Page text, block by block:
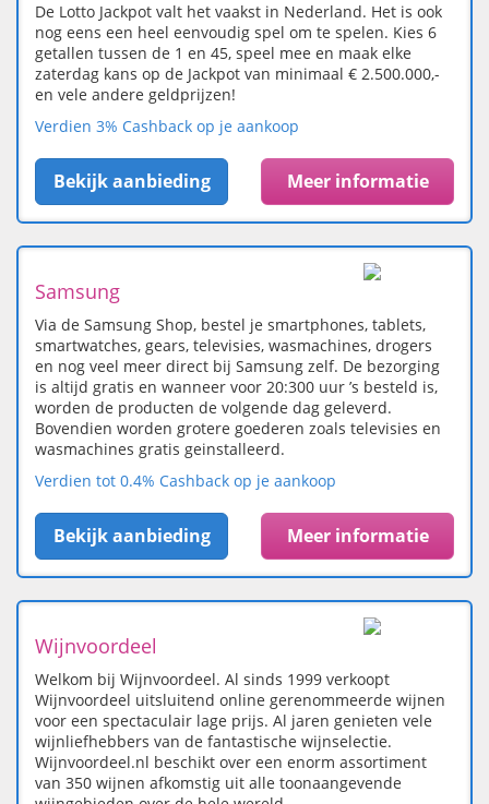
De Lotto Jackpot valt het vaakst in Nederland. Het is ook
nog eens een heel eenvoudig spel om te spelen. Kies 6
getallen tussen de 1 en 45, speel mee en maak elke
zaterdag kans op de Jackpot van minimaal € 2.500.000,-
en vele andere geldprijzen!
Verdien 3% Cashback op je aankoop
Bekijk aanbieding Meer informatie
Samsung
Via de Samsung Shop, bestel je smartphones, tablets,
smartwatches, gears, televisies, wasmachines, drogers
en nog veel meer direct bij Samsung zelf. De bezorging
is altijd gratis en wanneer voor 20:300 uur ’s besteld is,
worden de producten de volgende dag geleverd.
Bovendien worden grotere goederen zoals televisies en
wasmachines gratis geinstalleerd.
Verdien tot 0.4% Cashback op je aankoop
Bekijk aanbieding Meer informatie
Wijnvoordeel
Welkom bij Wijnvoordeel. Al sinds 1999 verkoopt
Wijnvoordeel uitsluitend online gerenommeerde wijnen
voor een spectaculair lage prijs. Al jaren genieten vele
wijnliefhebbers van de fantastische wijnselectie.
Wijnvoordeel.nl beschikt over een enorm assortiment
van 350 wijnen afkomstig uit alle toonaangevende